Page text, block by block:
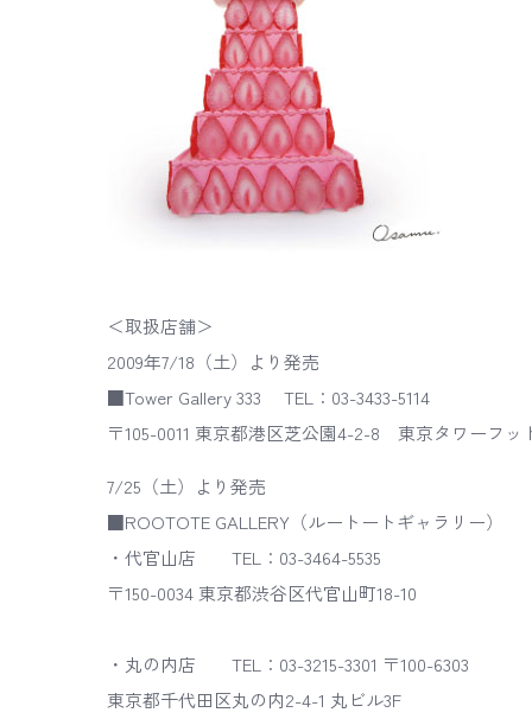
＜取扱店舗＞
2009年7/18（土）より発売
■Tower Gallery 333 TEL：03-3433-5114
〒105-0011 東京都港区芝公園4-2-8 東京タワーフッ
7/25（土）より発売
■ROOTOTE GALLERY（ルートートギャラリー）
・代官山店 TEL：03-3464-5535
〒150-0034 東京都渋谷区代官山町18-10
・丸の内店 TEL：03-3215-3301 〒100-6303
東京都千代田区丸の内2-4-1 丸ビル3F